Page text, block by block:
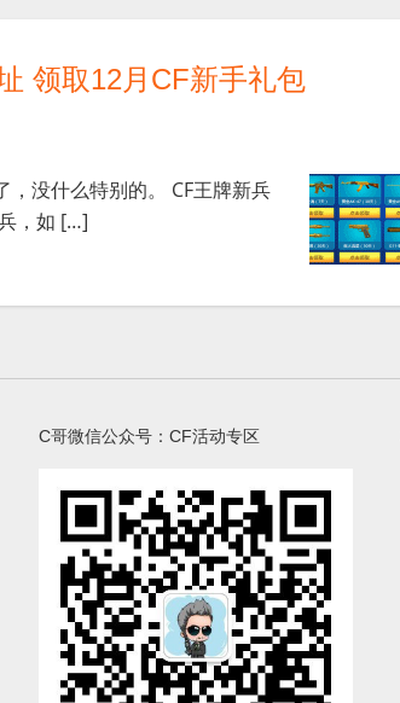
领取12月CF新手礼包
没什么特别的。 CF王牌新兵
，如 […]
C哥微信公众号：CF活动专区